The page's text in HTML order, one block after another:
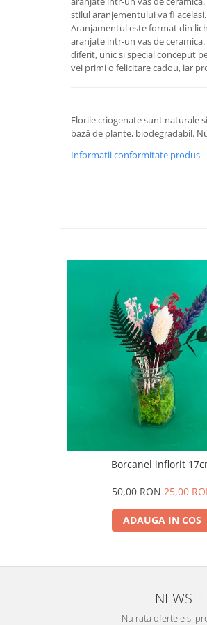
stilul aranjementului va fi acelasi.
Aranjamentul este format din
aranjate intr-un vas de
diferit, unic si special conceput
vei primi o felicitare cadou, iar
Florile criogenate sunt naturale
bază de plante, biodegradabil.
Informatii conformitate produs
Borcanel inflorit
50,00 RON25,00
ADAUGA IN COS
Nu rata ofertele si